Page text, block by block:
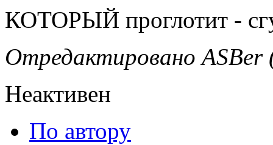
КОТОРЫЙ проглотит -
Отредактировано ASBer
Неактивен
По автору